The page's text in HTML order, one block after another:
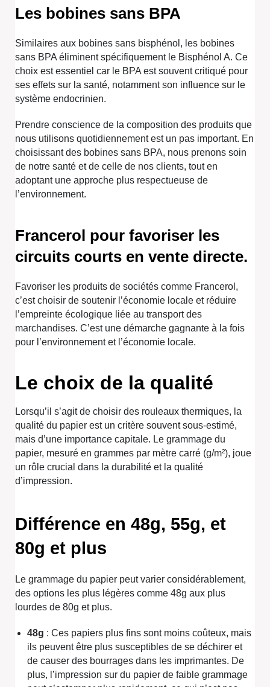
Les bobines sans BPA
Similaires aux bobines sans bisphénol, les bobines
sans BPA éliminent spécifiquement le Bisphénol A. Ce
choix est essentiel car le BPA est souvent critiqué pour
ses effets sur la santé, notamment son influence sur le
système endocrinien.
Prendre conscience de la composition des produits que
nous utilisons quotidiennement est un pas important. En
choisissant des bobines sans BPA, nous prenons soin
de notre santé et de celle de nos clients, tout en
adoptant une approche plus respectueuse de
l’environnement.
Francerol pour favoriser les
circuits courts en vente directe.
Favoriser les produits de sociétés comme Francerol,
c’est choisir de soutenir l’économie locale et réduire
l’empreinte écologique liée au transport des
marchandises. C’est une démarche gagnante à la fois
pour l’environnement et l’économie locale.
Le choix de la qualité
Lorsqu’il s’agit de choisir des rouleaux thermiques, la
qualité du papier est un critère souvent sous-estimé,
mais d’une importance capitale. Le grammage du
papier, mesuré en grammes par mètre carré (g/m²), joue
un rôle crucial dans la durabilité et la qualité
d’impression.
Différence en 48g, 55g, et
80g et plus
Le grammage du papier peut varier considérablement,
des options les plus légères comme 48g aux plus
lourdes de 80g et plus.
48g : Ces papiers plus fins sont moins coûteux, mais
ils peuvent être plus susceptibles de se déchirer et
de causer des bourrages dans les imprimantes. De
plus, l’impression sur du papier de faible grammage